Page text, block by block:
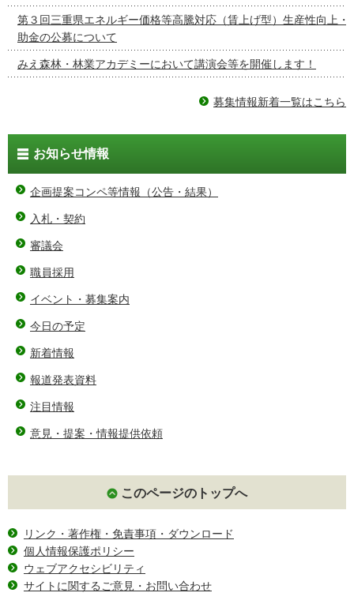
第３回三重県エネルギー価格等高騰対応（賃上げ型）生産性向上・
助金の公募について
みえ森林・林業アカデミーにおいて講演会等を開催します！
募集情報新着一覧はこちら
お知らせ情報
企画提案コンペ等情報（公告・結果）
入札・契約
審議会
職員採用
イベント・募集案内
今日の予定
新着情報
報道発表資料
注目情報
意見・提案・情報提供依頼
このページのトップへ
リンク・著作権・免責事項・ダウンロード
個人情報保護ポリシー
ウェブアクセシビリティ
サイトに関するご意見・お問い合わせ